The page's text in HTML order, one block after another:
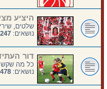
היציע
שלטים,
נושאים: 247
דור
כל מה
נושאים: 478